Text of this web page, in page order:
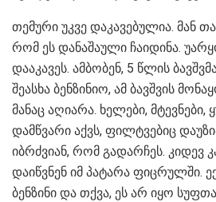
თემური უკვე დაკავებულია. მან
რომ ეს დანაშაული ჩაიდინა.
დააკავეს. ამბობენ, 5 წლის
შეასხა ბენზინიო, ამ ბავშვის
მანაც აღიარა. ხელები,
დამწვარი აქვს, ფილტვებიც
იბრძვიან, რომ გადარჩეს. კიდევ
დაიწვნენ იმ პატარა ფიცრულში.
ბენზინი და თქვა, ეს არ იყო